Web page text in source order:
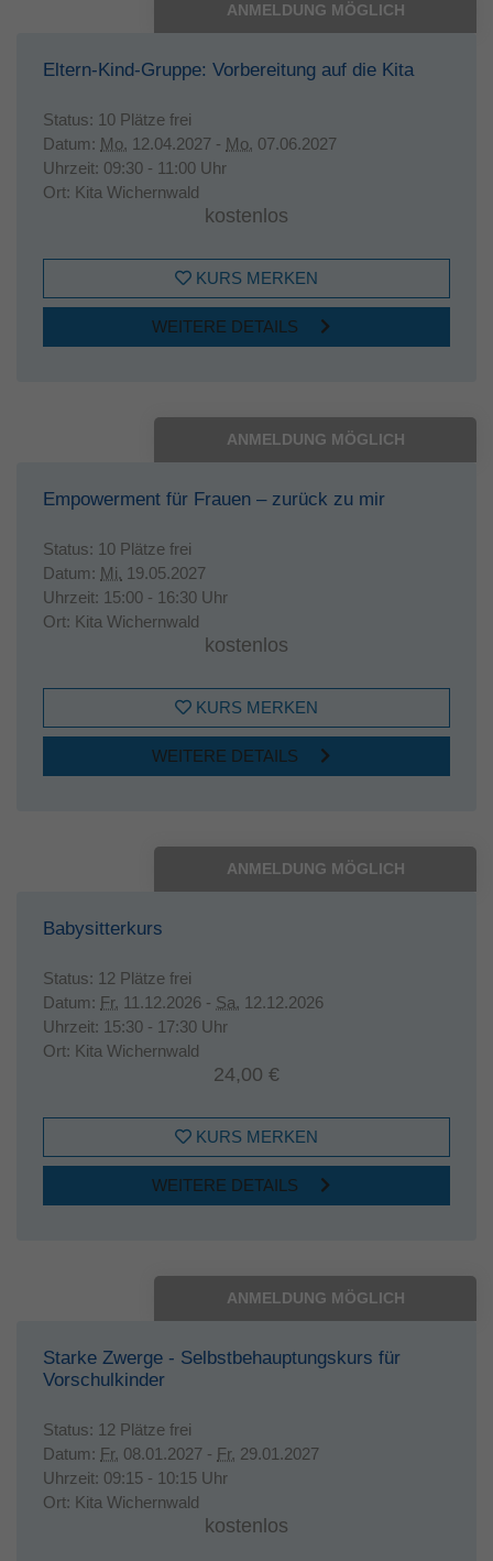
ANMELDUNG MÖGLICH
Eltern-Kind-Gruppe: Vorbereitung auf die Kita
Status: 10 Plätze frei
Datum: Mo. 12.04.2027 - Mo. 07.06.2027
Uhrzeit: 09:30 - 11:00 Uhr
Ort: Kita Wichernwald
kostenlos
KURS MERKEN
WEITERE DETAILS
ANMELDUNG MÖGLICH
Empowerment für Frauen – zurück zu mir
Status: 10 Plätze frei
Datum: Mi. 19.05.2027
Uhrzeit: 15:00 - 16:30 Uhr
Ort: Kita Wichernwald
kostenlos
KURS MERKEN
WEITERE DETAILS
ANMELDUNG MÖGLICH
Babysitterkurs
Status: 12 Plätze frei
Datum: Fr. 11.12.2026 - Sa. 12.12.2026
Uhrzeit: 15:30 - 17:30 Uhr
Ort: Kita Wichernwald
24,00 €
KURS MERKEN
WEITERE DETAILS
ANMELDUNG MÖGLICH
Starke Zwerge - Selbstbehauptungskurs für
Vorschulkinder
Status: 12 Plätze frei
Datum: Fr. 08.01.2027 - Fr. 29.01.2027
Uhrzeit: 09:15 - 10:15 Uhr
Ort: Kita Wichernwald
kostenlos